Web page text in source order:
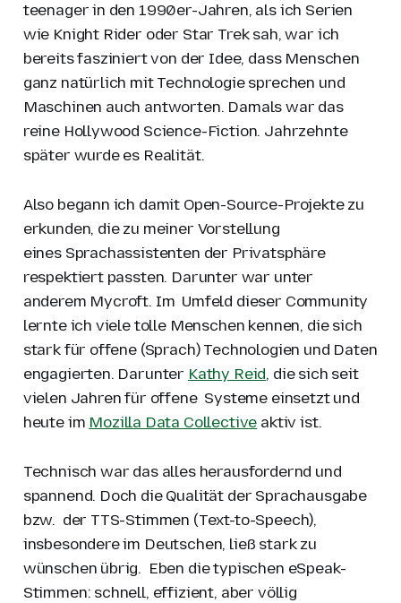
teenager in den 1990er-Jahren, als ich Serien
wie Knight Rider oder Star Trek sah, war ich
bereits fasziniert von der Idee, dass Menschen
ganz natürlich mit Technologie sprechen und
Maschinen auch antworten. Damals war das
reine Hollywood Science-Fiction. Jahrzehnte
später wurde es Realität.
Also begann ich damit Open-Source-Projekte zu
erkunden, die zu meiner Vorstellung
eines Sprachassistenten der Privatsphäre
respektiert passten. Darunter war unter
anderem Mycroft. Im Umfeld dieser Community
lernte ich viele tolle Menschen kennen, die sich
stark für offene (Sprach) Technologien und Daten
engagierten. Darunter Kathy Reid, die sich seit
vielen Jahren für offene Systeme einsetzt und
heute im Mozilla Data Collective aktiv ist.
Technisch war das alles herausfordernd und
spannend. Doch die Qualität der Sprachausgabe
bzw. der TTS-Stimmen (Text-to-Speech),
insbesondere im Deutschen, ließ stark zu
wünschen übrig. Eben die typischen eSpeak-
Stimmen: schnell, effizient, aber völlig